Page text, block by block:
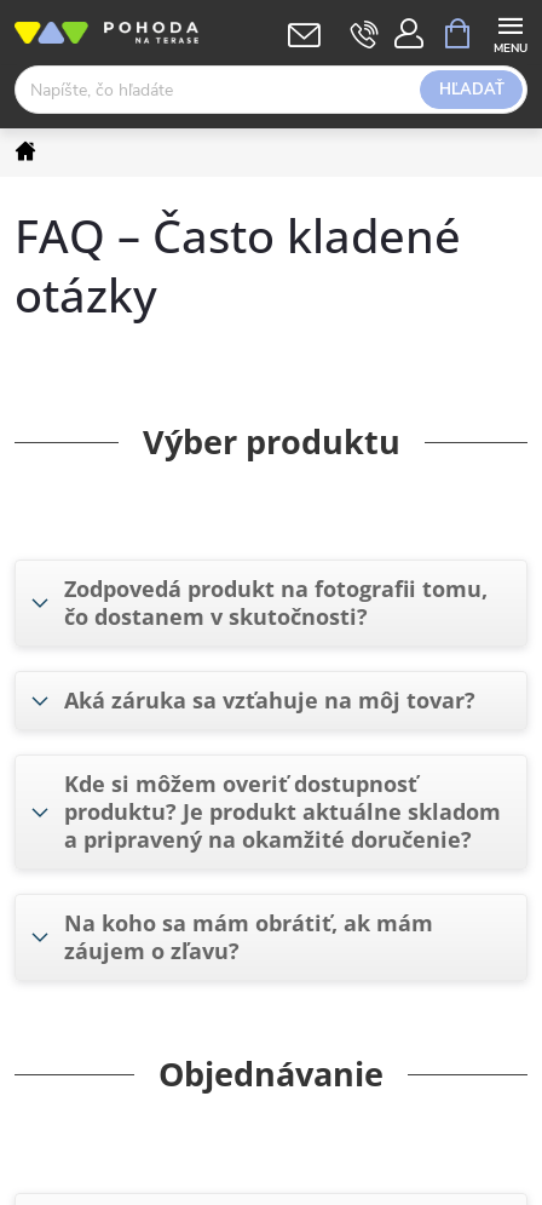
obsah
HĽADAŤ
KOŠÍK
Domov
FAQ – Často kladené
otázky
Výber produktu
Zodpovedá produkt na fotografii tomu,
čo dostanem v skutočnosti?
Aká záruka sa vzťahuje na môj tovar?
Kde si môžem overiť dostupnosť
produktu? Je produkt aktuálne skladom
a pripravený na okamžité doručenie?
Na koho sa mám obrátiť, ak mám
záujem o zľavu?
Objednávanie